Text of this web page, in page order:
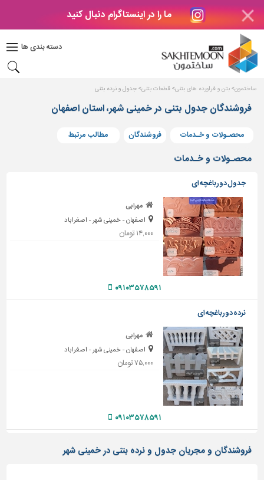
ما را در اینستاگرام دنبال کنید
دسته بندی ها
دکوراسیون
بتن
های
بتنی
و
پنجره
ساختمانی
پله،
نرده
و
حفاظ
دیوارپوش،
سرویس
بهداشتی
ابزار،یراق
و
ماشین
آلات
سازی
ساختمون بتن و فراورده های بتنی قطعات بتنی جدول و نرده بتنی
فروشندگان جدول بتنی در خمینی شهر، استان اصفهان
محصـولات و خـدمات فروشندگان مطالب مرتبط
محصـولات و خـدمات
جدول دورباغچه ای
مهرابی
اصفهان - خمینی شهر - اصغراباد
۱۴,۰۰۰ تومان
۰۹۱۰۳۵۷۸۵۹۱
نرده دورباغچه ای
مهرابی
اصفهان - خمینی شهر - اصغراباد
۷۵,۰۰۰ تومان
۰۹۱۰۳۵۷۸۵۹۱
فروشندگان و مجریان جدول و نرده بتنی در خمینی شهر